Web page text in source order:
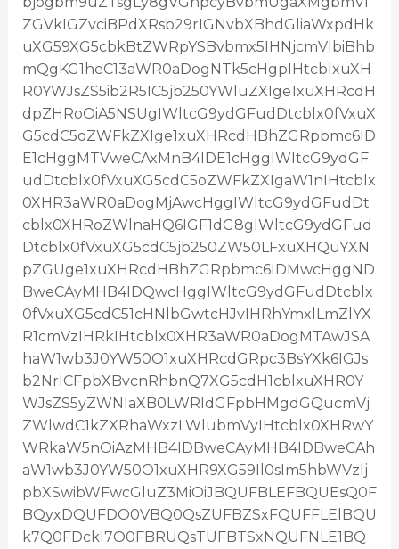
ZGVkIGZvciBPdXRsb29rIGNvbXBhdGliaWxpdHk
uXG59XG5cbkBtZWRpYSBvbmx5IHNjcmVlbiBhb
mQgKG1heC13aWR0aDogNTk5cHgpIHtcblxuXH
R0YWJsZS5ib2R5IC5jb250YWluZXIge1xuXHRcdH
dpZHRoOiA5NSUgIWltcG9ydGFudDtcblx0fVxuX
G5cdC5oZWFkZXIge1xuXHRcdHBhZGRpbmc6ID
E1cHggMTVweCAxMnB4IDE1cHggIWltcG9ydGF
udDtcblx0fVxuXG5cdC5oZWFkZXIgaW1nIHtcblx
0XHR3aWR0aDogMjAwcHggIWltcG9ydGFudDt
cblx0XHRoZWlnaHQ6IGF1dG8gIWltcG9ydGFud
Dtcblx0fVxuXG5cdC5jb250ZW50LFxuXHQuYXN
pZGUge1xuXHRcdHBhZGRpbmc6IDMwcHggND
BweCAyMHB4IDQwcHggIWltcG9ydGFudDtcblx
0fVxuXG5cdC51cHNlbGwtcHJvIHRhYmxlLmZlYX
R1cmVzIHRkIHtcblx0XHR3aWR0aDogMTAwJSA
haW1wb3J0YW50O1xuXHRcdGRpc3BsYXk6IGJs
b2NrICFpbXBvcnRhbnQ7XG5cdH1cblxuXHR0Y
WJsZS5yZWNlaXB0LWRldGFpbHMgdGQucmVj
ZWlwdC1kZXRhaWxzLWlubmVyIHtcblx0XHRwY
WRkaW5nOiAzMHB4IDBweCAyMHB4IDBweCAh
aW1wb3J0YW50O1xuXHR9XG59Il0sIm5hbWVzIj
pbXSwibWFwcGluZ3MiOiJBQUFBLEFBQUEsQ0F
BQyxDQUFDO0VBQ0QsZUFBZSxFQUFFLElBQU
k7Q0FDckI7O0FBRUQsTUFBTSxNQUFNLE1BQ